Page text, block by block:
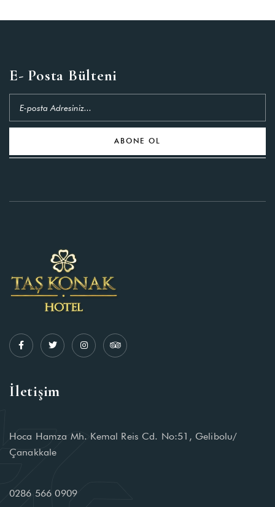
E- Posta Bülteni
ABONE OL
İletişim
Hoca Hamza Mh. Kemal Reis Cd. No:51, Gelibolu/
Çanakkale
0286 566 0909